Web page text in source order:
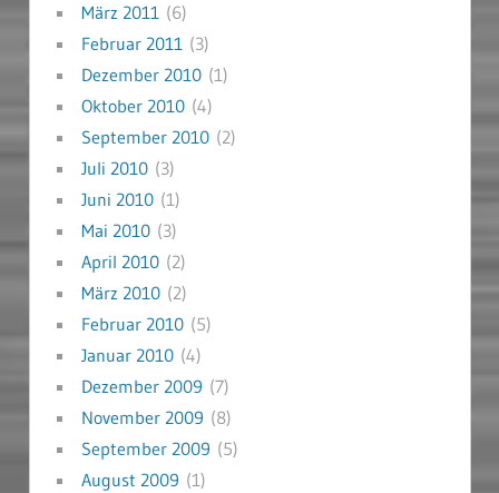
März 2011(6)
Februar 2011(3)
Dezember 2010(1)
Oktober 2010(4)
September 2010(2)
Juli 2010(3)
Juni 2010(1)
Mai 2010(3)
April 2010(2)
März 2010(2)
Februar 2010(5)
Januar 2010(4)
Dezember 2009 (7)
November 2009 (8)
September 2009 (5)
August 2009 (1)